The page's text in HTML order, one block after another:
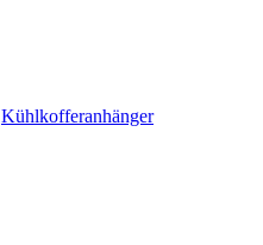
Kühlkofferanhänger